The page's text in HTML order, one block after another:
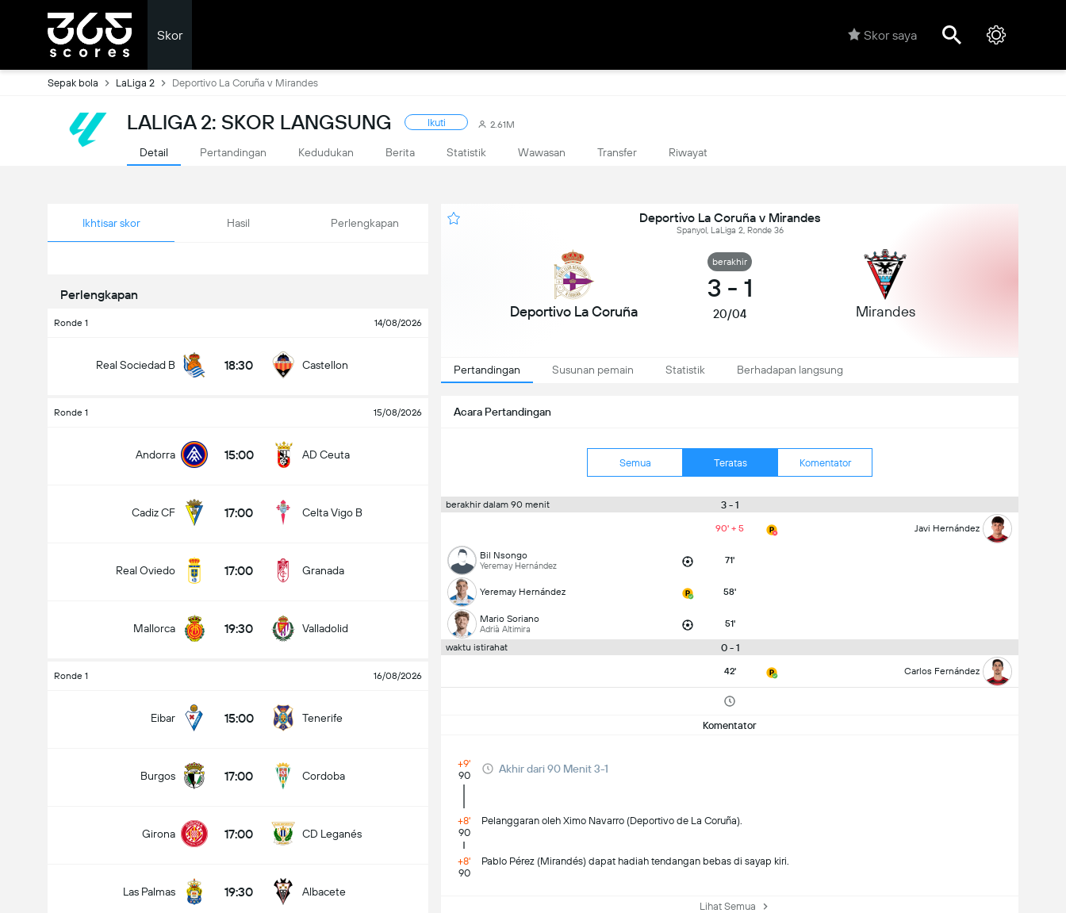
Skor Skor saya
Sepak bola LaLiga 2 Deportivo La Coruña v Mirandes
LALIGA 2: SKOR LANGSUNG Ikuti 2.61M
Detail Pertandingan Kedudukan Berita Statistik Wawasan Transfer Riwayat
Ikhtisar skor Hasil Perlengkapan
Perlengkapan
Ronde 1 14/08/2026
Real Sociedad B 18:30 Castellon
Ronde 1 15/08/2026
Andorra 15:00 AD Ceuta
Cadiz CF 17:00 Celta Vigo B
Real Oviedo 17:00 Granada
Mallorca 19:30 Valladolid
Ronde 1 16/08/2026
Eibar 15:00 Tenerife
Burgos 17:00 Cordoba
Girona 17:00 CD Leganés
Las Palmas 19:30 Albacete
Deportivo La Coruña v Mirandes
Spanyol, LaLiga 2, Ronde 36
Deportivo La Coruña
berakhir
3 - 1
20/04 Mirandes
Pertandingan Susunan pemain Statistik Berhadapan langsung
Acara Pertandingan
Semua Teratas Komentator
berakhir dalam 90 menit 3 - 1
90' + 5 Javi Hernández
Bil Nsongo
Yeremay Hernández 71'
Yeremay Hernández 58'
Mario Soriano
Adrià Altimira 51'
waktu istirahat 0 - 1
42' Carlos Fernández
Komentator
+9'
90
Akhir dari 90 Menit 3-1
+8'
90
Pelanggaran oleh Ximo Navarro (Deportivo de La Coruña).
+8'
90
Pablo Pérez (Mirandés) dapat hadiah tendangan bebas di sayap kiri.
Lihat Semua